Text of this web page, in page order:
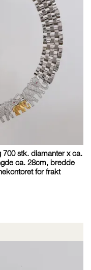
700 stk. diamanter x ca.
ca. 28cm, bredde
for frakt